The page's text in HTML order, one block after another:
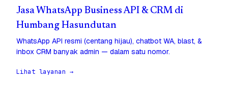
Jasa WhatsApp Business API & CRM di
Humbang Hasundutan
WhatsApp API resmi (centang hijau), chatbot WA, blast, &
inbox CRM banyak admin — dalam satu nomor.
Lihat layanan →